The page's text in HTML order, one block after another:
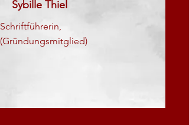
Sybille Thiel
Schriftführerin,
(Gründungsmitglied)